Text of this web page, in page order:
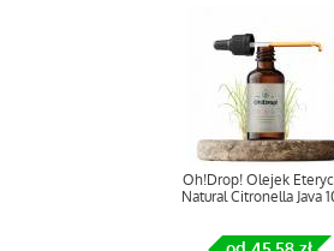
Oh!Drop! Olejek
Natural Citronella Java